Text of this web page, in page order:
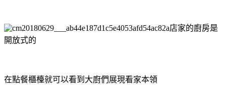
店家的廚房是
開放式的
在點餐櫃檯就可以看到大廚們展現看家本領